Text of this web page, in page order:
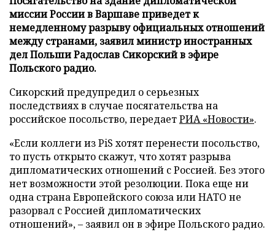
миссии России в Варшаве приведет к
немедленному разрыву официальных отношений
между странами, заявил министр иностранных
дел Польши Радослав Сикорский в эфире
Польского радио.
Сикорский предупредил о серьезных
последствиях в случае посягательства на
российское посольство, передаетРИА «Новости».
«Если коллеги из PiS хотят перенести посольство,
то пусть открыто скажут, что хотят разрыва
дипломатических отношений с Россией. Без этого
нет возможности этой резолюции. Пока еще ни
одна страна Европейского союза или НАТО не
разорвал с Россией дипломатических
отношений», – заявил он в эфире Польского радио.